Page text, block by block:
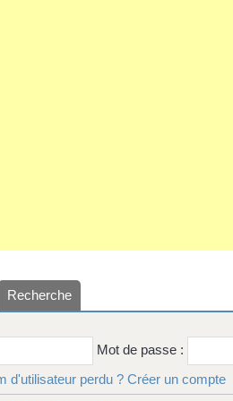
Recherche
Mot de passe :
d'utilisateur perdu ? Créer un compte